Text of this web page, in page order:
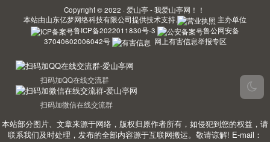
Copyright © 2022 · 爱山亭 - 我爱山亭网！！
本站由山东亿梦网络科技有限公司提供技术支持.
主办单位
鲁ICP备2022011830号-3
鲁公网安备
37040602006042号
网上有害信息举报专区
扫码加QQ在线交流群
扫码加微信在线交流群
本站部分图片、文章来源于网络，版权归原作者所有，如侵犯到您的权益，请
联系我们及时处理，发布的全部内容源于互联网搬运。敬请谅解! E-mail：